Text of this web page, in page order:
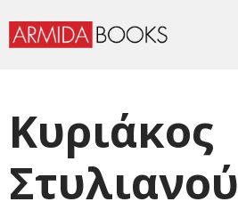
Κυριάκος
Στυλιανού